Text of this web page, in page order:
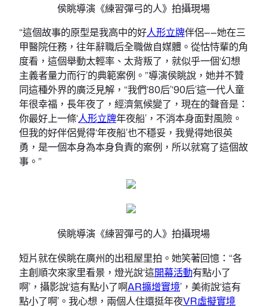
侯眺導演《練習彈弓的人》拍攝現場
“這個故事的原型是我高中的好人形立牌伴侶——她在三
甲醫院任務，往年辭職后全職做自媒體。從怙恃輩的角
度看，這個舉動太輕率、太背叛了，就似乎一個‘幻想
主義者量力而行’的典範案例。”導演侯眺說，她并不贊
同這種外界的廣泛見解，“我們‘80后’‘90后’這一代人童
年很幸福，長年夜了，經濟氣候變了，現在的聲音是：
你最好上一條‘人形立牌年夜船’，不消本身面對風險。
但我的好伴侶覺得‘年夜船’也不穩妥，我覺得她很英
勇，是一個本身為本身負責的案例，所以就寫了這個故
事。”
侯眺導演《練習彈弓的人》拍攝現場
短片就在侯眺在廣州的出租屋里拍。她笑著回憶：“各
主創順次來家里看景，燈光說‘這開幕活動有點小了
啊’，攝影說‘這有點小了啊AR擴增實境’，美術說‘這有
點小了啊’。我心想，兩個人住還挺年夜VR虛擬實境